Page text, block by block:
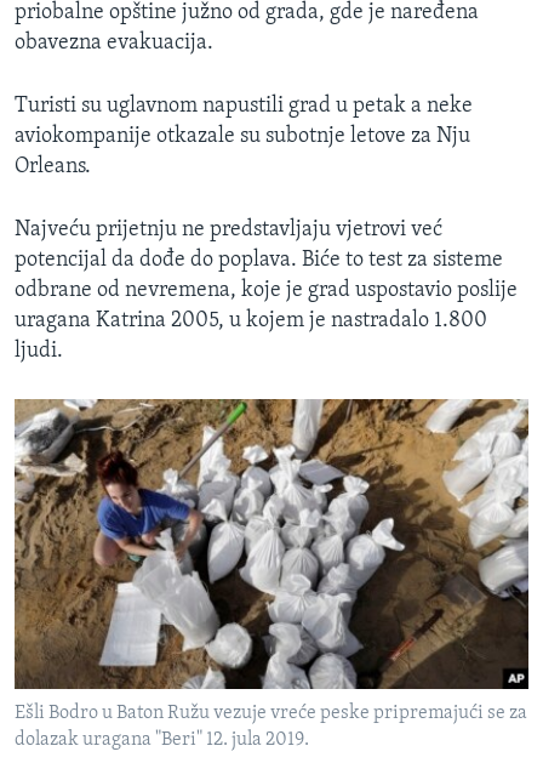
priobalne opštine južno od grada, gde je naređena
obavezna evakuacija.
Turisti su uglavnom napustili grad u petak a neke
aviokompanije otkazale su subotnje letove za Nju
Orleans.
Najveću prijetnju ne predstavljaju vjetrovi već
potencijal da dođe do poplava. Biće to test za sisteme
odbrane od nevremena, koje je grad uspostavio poslije
uragana Katrina 2005, u kojem je nastradalo 1.800
ljudi.
Ešli Bodro u Baton Ružu vezuje vreće peske pripremajući se za
dolazak uragana "Beri" 12. jula 2019.